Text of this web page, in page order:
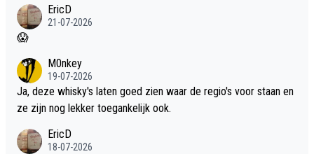
EricD
21-07-2026
😱
M0nkey
19-07-2026
Ja, deze whisky's laten goed zien waar de regio's voor staan en
ze zijn nog lekker toegankelijk ook.
EricD
18-07-2026